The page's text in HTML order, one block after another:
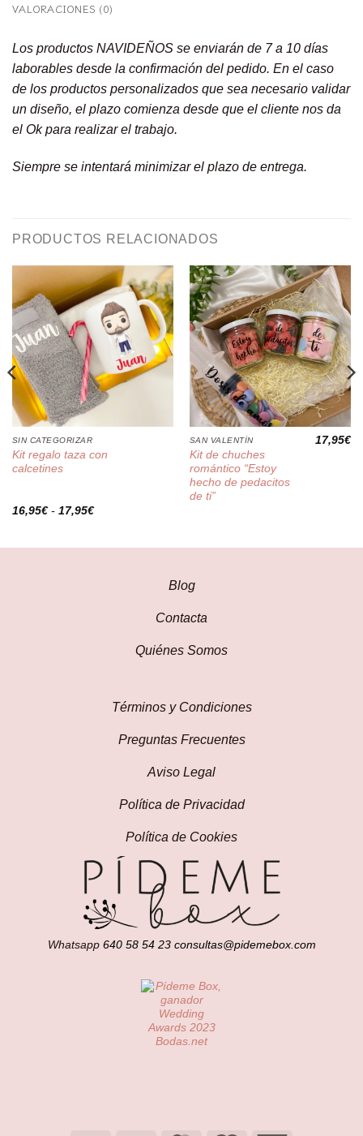
VALORACIONES (0)
Los productos NAVIDEÑOS se enviarán de 7 a 10 días
laborables desde la confirmación del pedido. En el caso
de los productos personalizados que sea necesario validar
un diseño, el plazo comienza desde que el cliente nos da
el Ok para realizar el trabajo.
Siempre se intentará minimizar el plazo de entrega.
PRODUCTOS RELACIONADOS
SIN CATEGORIZAR
Kit regalo taza con
calcetines
16,95€ - 17,95€Rango
SAN VALENTÍN
Kit de chuches
romántico “Estoy
hecho de pedacitos
de ti”
17,95€
Términos y Condiciones
Preguntas Frecuentes
Aviso Legal
Política de Privacidad
Política de Cookies
Blog
Contacta
Quiénes Somos
Whatsapp 640 58 54 23 consultas@pidemebox.com